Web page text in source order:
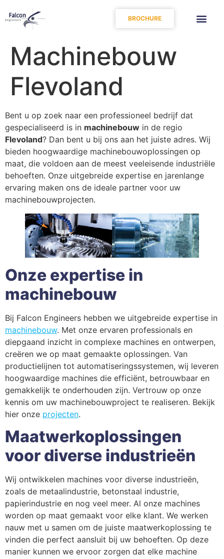
BROCHURE
Machinebouw
Flevoland
Bent u op zoek naar een professioneel bedrijf dat
gespecialiseerd is in machinebouw in de regio
Flevoland? Dan bent u bij ons aan het juiste adres. Wij
bieden hoogwaardige machinebouwoplossingen op
maat, die voldoen aan de meest veeleisende industriële
behoeften. Onze uitgebreide expertise en jarenlange
ervaring maken ons de ideale partner voor uw
machinebouwprojecten.
Onze expertise in
machinebouw
Bij Falcon Engineers hebben we uitgebreide expertise in
machinebouw. Met onze ervaren professionals en
diepgaand inzicht in complexe machines en ontwerpen,
creëren we op maat gemaakte oplossingen. Van
productielijnen tot automatiseringssystemen, wij leveren
hoogwaardige machines die efficiënt, betrouwbaar en
gemakkelijk te onderhouden zijn. Vertrouw op onze
kennis om uw machinebouwproject te realiseren. Bekijk
hier onze projecten.
Maatwerkoplossingen
voor diverse industrieën
Wij ontwikkelen machines voor diverse industrieën,
zoals de metaalindustrie, betonstaal industrie,
papierindustrie en nog veel meer. Al onze machines
worden op maat gemaakt voor elke klant. We werken
nauw met u samen om de juiste maatwerkoplossing te
vinden die perfect aansluit bij uw behoeften. Op deze
manier kunnen we ervoor zorgen dat elke machine